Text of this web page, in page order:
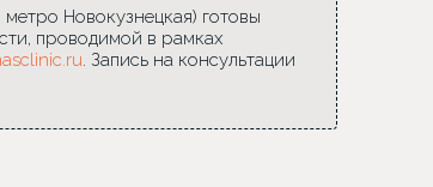
Новокузнецкая) готовы
проводимой в рамках
. Запись на консультации